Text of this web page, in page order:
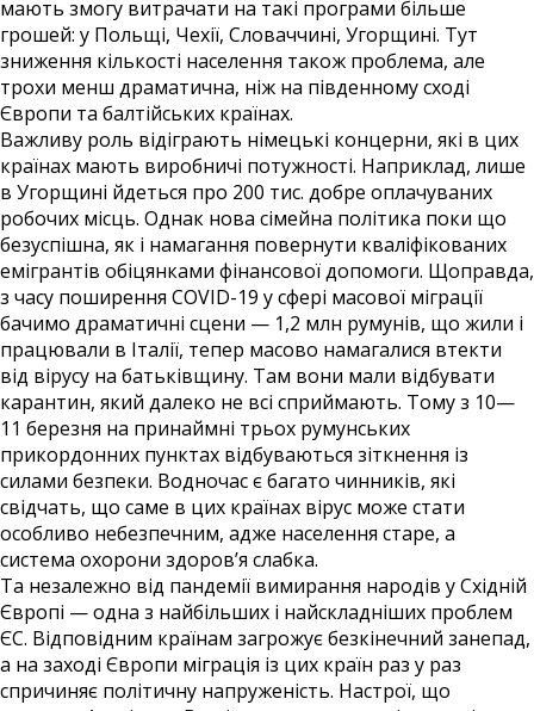
мають змогу витрачати на такі програми більше
грошей: у Польщі, Чехії, Словаччині, Угорщині. Тут
зниження кількості населення також проблема, але
трохи менш драматична, ніж на південному сході
Європи та балтійських країнах.
Важливу роль відіграють німецькі концерни, які в цих
країнах мають виробничі потужності. Наприклад, лише
в Угорщині йдеться про 200 тис. добре оплачуваних
робочих місць. Однак нова сімейна політика поки що
безуспішна, як і намагання повернути кваліфікованих
емігрантів обіцянками фінансової допомоги. Щоправда,
з часу поширення COVID-19 у сфері масової міграції
бачимо драматичні сцени — 1,2 млн румунів, що жили і
працювали в Італії, тепер масово намагалися втекти
від вірусу на батьківщину. Там вони мали відбувати
карантин, який далеко не всі сприймають. Тому з 10—
11 березня на принаймні трьох румунських
прикордонних пунктах відбуваються зіткнення із
силами безпеки. Водночас є багато чинників, які
свідчать, що саме в цих країнах вірус може стати
особливо небезпечним, адже населення старе, а
система охорони здоров’я слабка.
Та незалежно від пандемії вимирання народів у Східній
Європі — одна з найбільших і найскладніших проблем
ЄС. Відповідним країнам загрожує безкінечний занепад,
а на заході Європи міграція із цих країн раз у раз
спричиняє політичну напруженість. Настрої, що